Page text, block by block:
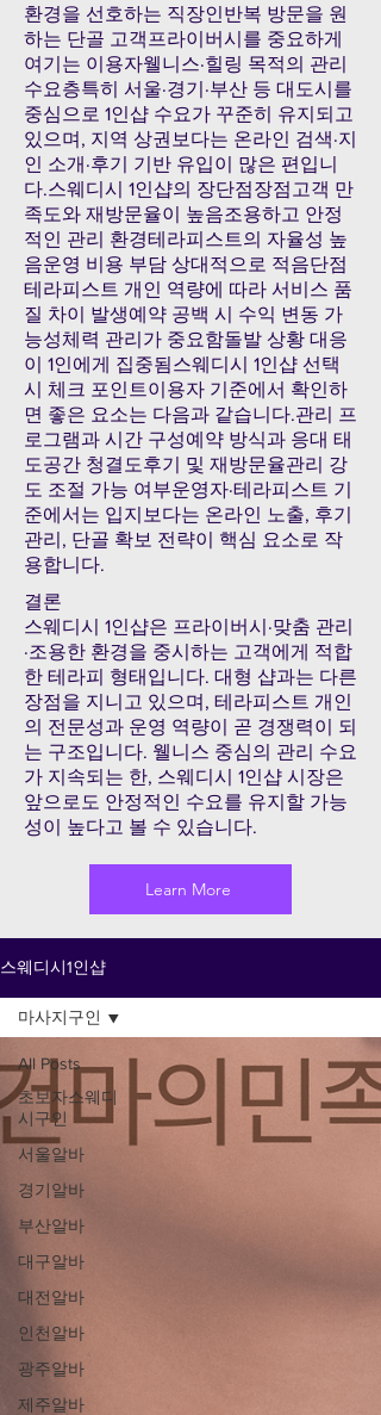
환경을 선호하는 직장인반복 방문을 원
하는 단골 고객프라이버시를 중요하게
여기는 이용자웰니스·힐링 목적의 관리
수요층특히 서울·경기·부산 등 대도시를
중심으로 1인샵 수요가 꾸준히 유지되고
있으며, 지역 상권보다는 온라인 검색·지
인 소개·후기 기반 유입이 많은 편입니
다.스웨디시 1인샵의 장단점장점고객 만
족도와 재방문율이 높음조용하고 안정
적인 관리 환경테라피스트의 자율성 높
음운영 비용 부담 상대적으로 적음단점
테라피스트 개인 역량에 따라 서비스 품
질 차이 발생예약 공백 시 수익 변동 가
능성체력 관리가 중요함돌발 상황 대응
이 1인에게 집중됨스웨디시 1인샵 선택
시 체크 포인트이용자 기준에서 확인하
면 좋은 요소는 다음과 같습니다.관리 프
로그램과 시간 구성예약 방식과 응대 태
도공간 청결도후기 및 재방문율관리 강
도 조절 가능 여부운영자·테라피스트 기
준에서는 입지보다는 온라인 노출, 후기
관리, 단골 확보 전략이 핵심 요소로 작
용합니다.
결론
스웨디시 1인샵은 프라이버시·맞춤 관리
·조용한 환경을 중시하는 고객에게 적합
한 테라피 형태입니다. 대형 샵과는 다른
장점을 지니고 있으며, 테라피스트 개인
의 전문성과 운영 역량이 곧 경쟁력이 되
는 구조입니다. 웰니스 중심의 관리 수요
가 지속되는 한, 스웨디시 1인샵 시장은
앞으로도 안정적인 수요를 유지할 가능
성이 높다고 볼 수 있습니다.
Learn More
스웨디시1인샵
All Posts
초보자스웨디
시구인
서울알바
경기알바
부산알바
대구알바
대전알바
인천알바
광주알바
제주알바
마사지구인